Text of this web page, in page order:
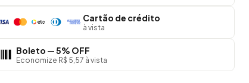
Cartão de crédito
à vista
Boleto — 5% OFF
Economize R$ 5,57 à vista